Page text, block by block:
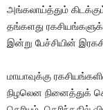
அங்கலாய்த்தும்
தங்களது
இன்று பேச்சியின்
மாயாவுக்கு
நிழலென நினைத்துக்